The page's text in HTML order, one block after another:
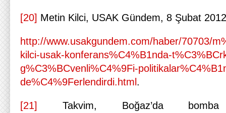
[20] Metin Kilci, USAK Gündem, 8 Şubat
http://www.usakgundem.com/haber/70703/
kilci-usak-konferans%C4%B1nda-
g%C3%BCvenli%C4%9Fi-
de%C4%9Ferlendirdi.html .
[21]
Takvim, Boğaz’da